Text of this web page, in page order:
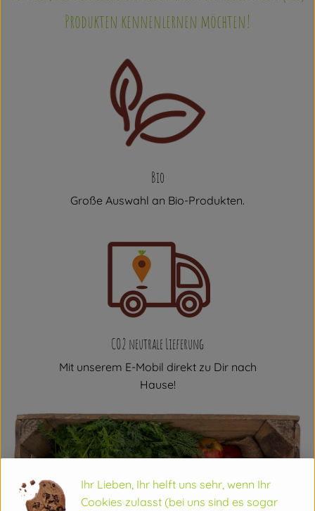
Produkten kennenlernen möchten!
Bio
Große Auswahl an Bio-Produkten.
CO2 neutrale Lieferung
Mit unserem E-Mobil direkt zu Dir nach
Hause!
Ihr Lieben, Ihr helft uns sehr, wenn Ihr
Cookies zulasst (bei uns sind es sogar